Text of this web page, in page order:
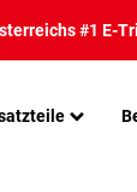
#1 E-